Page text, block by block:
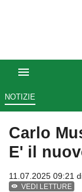
NOTIZIE
Carlo
E' il
11.07.2025 09:21
VEDI LETTURE